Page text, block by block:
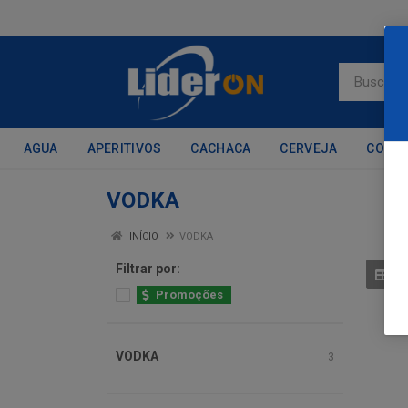
AGUA APERITIVOS CACHACA CERVEJA
VODKA
INÍCIO VODKA
Filtrar por:
Promoções
VODKA 3